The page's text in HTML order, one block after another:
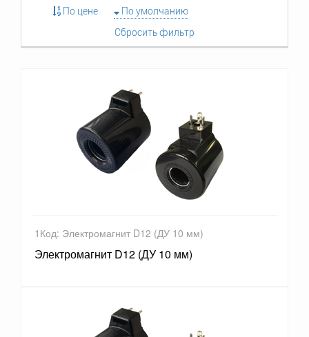
По цене
По умолчанию
Сбросить фильтр
1Код: Электромагнит D12 (ДУ 10 мм)
Электромагнит D12 (ДУ 10 мм)